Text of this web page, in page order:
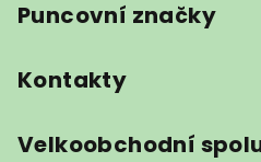
Puncovní značky
Kontakty
Velkoobchodní